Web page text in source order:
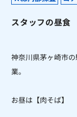
スタッフの昼食
神奈川県茅ヶ崎市
業。
お昼は【肉そば】